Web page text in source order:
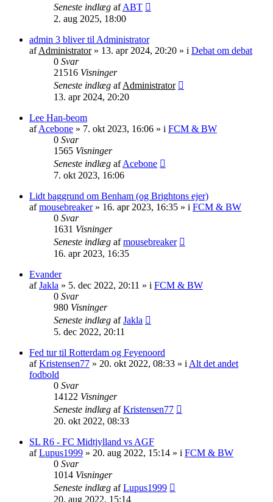
Seneste indlæg afABT
2. aug 2025, 18:00
admin 3 bliver til Administrator
afAdministrator» 13. apr 2024, 20:20 » i Debat om debat
0 Svar
21516 Visninger
Seneste indlæg afAdministrator
13. apr 2024, 20:20
Lee Han-beom
afAcebone » 7. okt 2023, 16:06 » i FCM & BW
0 Svar
1565 Visninger
Seneste indlæg afAcebone
7. okt 2023, 16:06
Lidt baggrund om Benham (og Brightons ejer)
afmousebreaker» 16. apr 2023, 16:35 » i FCM & BW
0 Svar
1631 Visninger
Seneste indlæg afmousebreaker
16. apr 2023, 16:35
Evander
afJakla » 5. dec 2022, 20:11 » i FCM & BW
0 Svar
980 Visninger
Seneste indlæg afJakla
5. dec 2022, 20:11
Fed tur til Rotterdam og Feyenoord
afKristensen77 » 20. okt 2022, 08:33 » i Alt det andet
fodbold
0 Svar
14122 Visninger
Seneste indlæg afKristensen77
20. okt 2022, 08:33
SL R6 - FC Midtjylland vs AGF
afLupus1999 » 20. aug 2022, 15:14 » i FCM & BW
0 Svar
1014 Visninger
Seneste indlæg afLupus1999
20. aug 2022, 15:14